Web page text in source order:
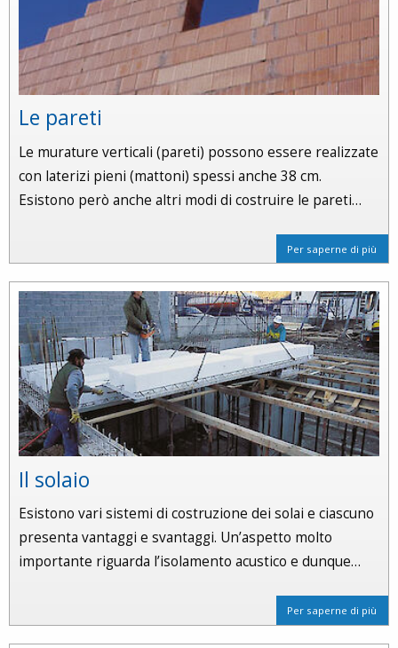
Le pareti
Le murature verticali (pareti) possono essere realizzate
con laterizi pieni (mattoni) spessi anche 38 cm.
Esistono però anche altri modi di costruire le pareti…
Per saperne di più
Il solaio
Esistono vari sistemi di costruzione dei solai e ciascuno
presenta vantaggi e svantaggi. Un’aspetto molto
importante riguarda l’isolamento acustico e dunque…
Per saperne di più